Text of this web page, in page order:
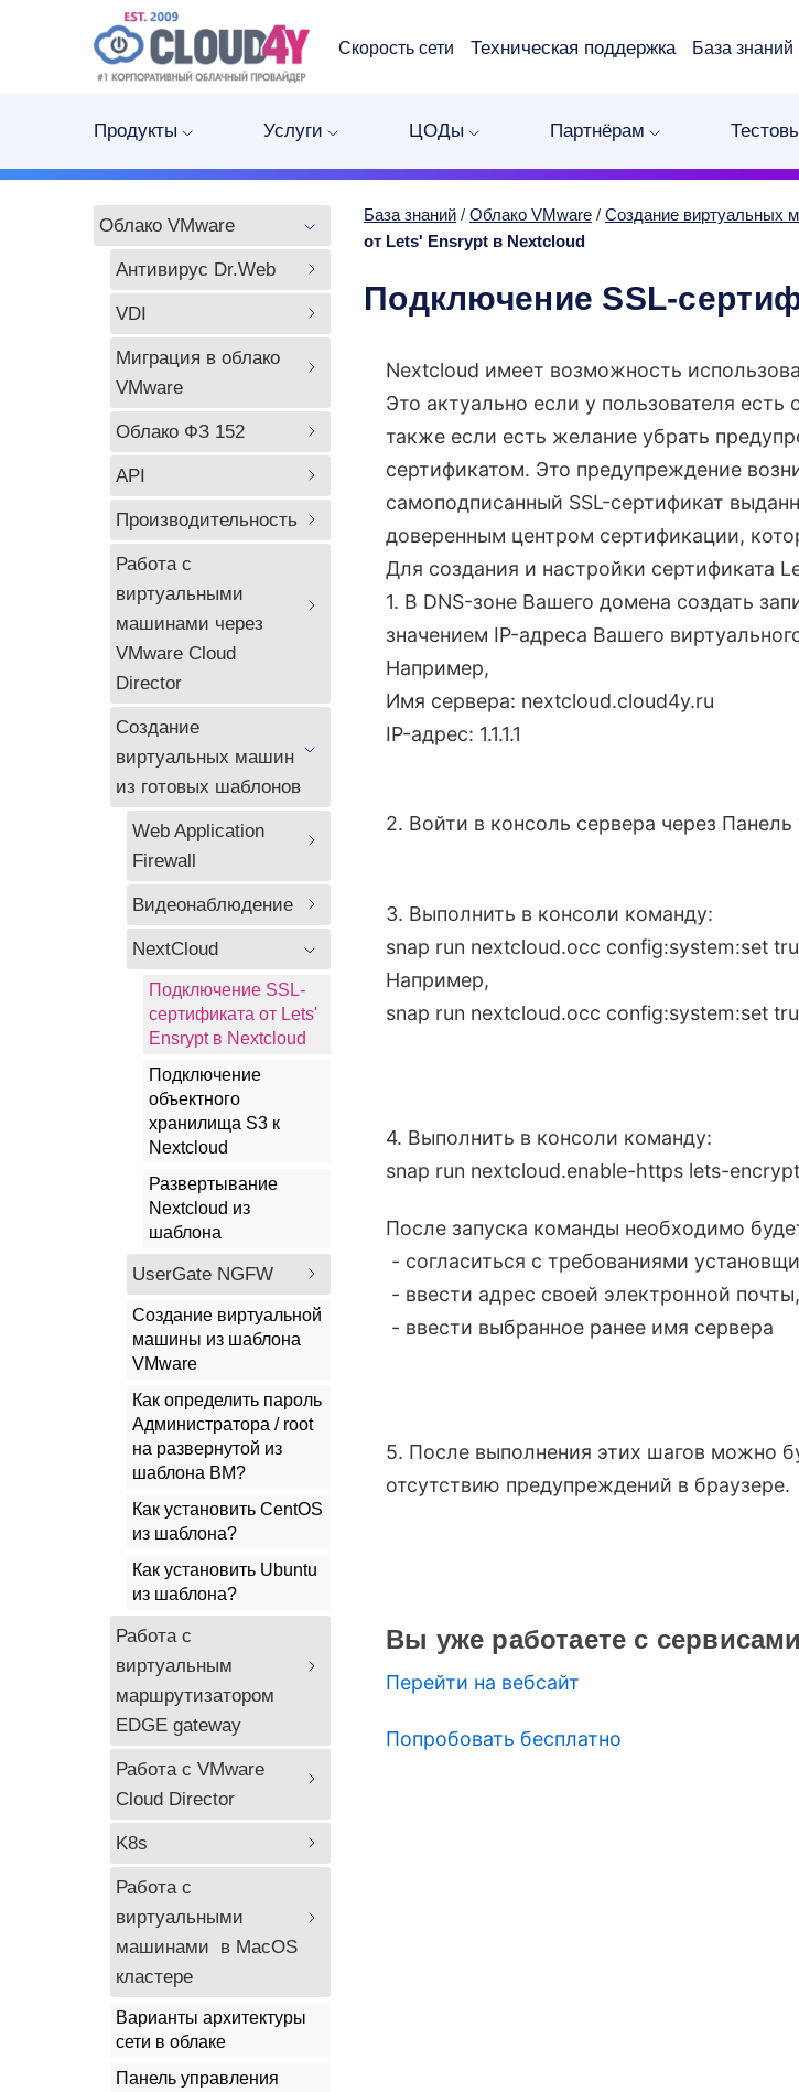
Скорость сети Техническая поддержка База знаний
Продукты Услуги ЦОДы Партнёрам
Облако VMware
Антивирус Dr.Web
VDI
Миграция в облако
VMware
Облако ФЗ 152
API
Производительность
Работа с
виртуальными
машинами через
VMware Cloud
Director
Создание
виртуальных машин
из готовых шаблонов
Web Application
Firewall
Видеонаблюдение
NextCloud
Подключение SSL-
сертификата от Lets'
Ensrypt в Nextcloud
Подключение
объектного
хранилища S3 к
Nextcloud
Развертывание
Nextcloud из
шаблона
UserGate NGFW
Cоздание виртуальной
машины из шаблона
VMware
Как определить пароль
Администратора / root
на развернутой из
шаблона ВМ?
Как установить CentOS
из шаблона?
Как установить Ubuntu
из шаблона?
Работа с
виртуальным
маршрутизатором
EDGE gateway
Работа с VMware
Cloud Director
K8s
Работа с
виртуальными
машинами  в MacOS
кластере
Варианты архитектуры
сети в облаке
Панель управления
База знаний / Облако VMware / Создание виртуальных
от Lets' Ensrypt в Nextcloud
Подключение SSL-
Nextcloud имеет возможность
Это актуально если у пользователя
также если есть желание убрать
сертификатом. Это предупреждение
самоподписанный SSL-сертификат
доверенным центром сертификации,
Для создания и настройки сертификата
1. В DNS-зоне Вашего домена создать
значением IP-адреса Вашего
Например,
Имя сервера: nextcloud.cloud4y.ru
IP-адрес: 1.1.1.1
2. Войти в консоль сервера через
3. Выполнить в консоли команду:
snap run nextcloud.occ config:system:set
Например,
snap run nextcloud.occ config:system:set
4. Выполнить в консоли команду:
snap run nextcloud.enable-https lets-encrypt
После запуска команды необходимо
- согласиться с требованиями
- ввести адрес своей электронной почты,
- ввести выбранное ранее имя сервера
5. После выполнения этих шагов можно
отсутствию предупреждений в браузере.
Вы уже работаете с
Перейти на вебсайт
Попробовать бесплатно